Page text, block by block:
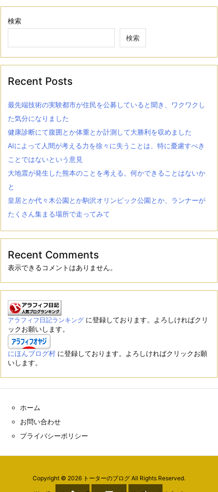
検索
検索
Recent Posts
最先端技術の実験都市が住民を公募していると聞き、ワクワクし
た気分になりました
健康診断にて腹囲とか体重とか計測して大勝利を収めました
AIによって人間が考える力を徐々に失うことは、特に憂慮すべき
ことではないという意見
大地震が発生した熊本のことを考える。何かできることはないか
と
皇居とか代々木公園とか駒沢オリンピック公園とか、ランナーが
たくさん集まる場所で走ってみて
Recent Comments
表示できるコメントはありません。
アラフィフ日記ランキング に登録しております。よろしければクリ
ックお願いします。
にほんブログ村 に登録しております。よろしければクリックお願
いします。
ホーム
お問い合わせ
プライバシーポリシー
Copyright © 2026 トーターのブログ All Rights Reserved.